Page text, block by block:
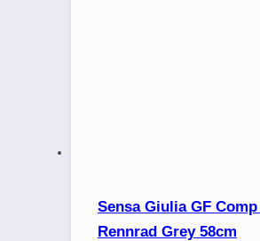
Sensa Giulia GF Comp
Rennrad Grey 58cm